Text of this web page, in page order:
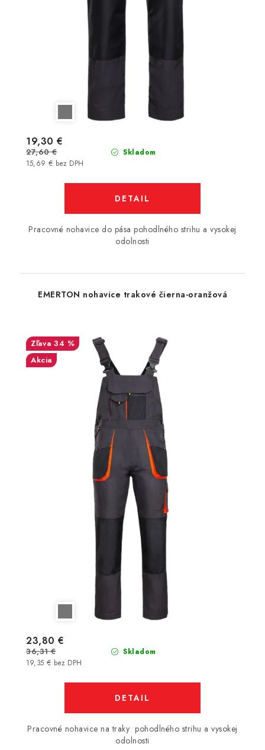
Skladom
15,69 € bez DPH
19,30 €
27,60 €
DETAIL
Pracovné nohavice do pása pohodlného strihu a vysokej
odolnosti
EMERTON nohavice trakové čierna-oranžová
34 %
Akcia
Skladom
19,35 € bez DPH
23,80 €
36,31 €
DETAIL
Pracovné nohavice na traky pohodlného strihu a vysokej
odolnosti